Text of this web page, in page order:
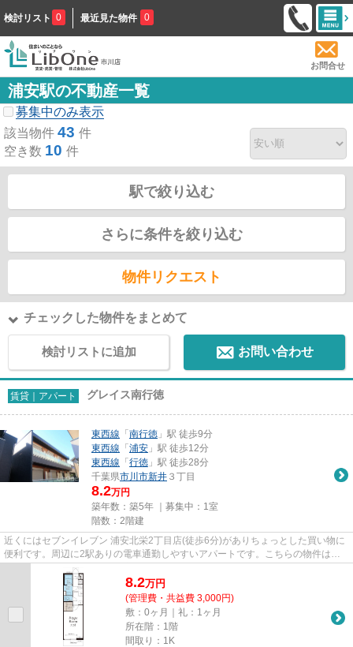
検討リスト 0 最近見た物件 0
お問合せ
浦安駅の不動産一覧
募集中のみ表示
該当物件 43 件
空き数 10 件
駅で絞り込む
さらに条件を絞り込む
物件リクエスト
チェックした物件をまとめて
検討リストに追加 お問い合わせ
賃貸｜アパート グレイス南行徳
東西線 「 南行徳 」駅 徒歩9分
東西線 「 浦安 」駅 徒歩12分
東西線 「 行徳 」駅 徒歩28分
千葉県市川市新井 ３丁目
8.2万円
築年数：築5年 ｜募集中： 1室
階数：2階建
近くにはセブンイレブン 浦安北栄2丁目店(徒歩6分)がありちょっとした買い物に
便利です。周辺に2駅ありの電車通勤しやすいアパートです。こちらの物件はア
パートです。築5年の物件で充...
8.2万円
(管理費・共益費 3,000円)
敷：0ヶ月｜礼：1ヶ月
所在階：1階
間取り：1K